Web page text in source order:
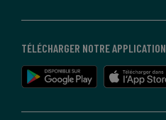
TÉLÉCHARGER NOTRE APPLICATION